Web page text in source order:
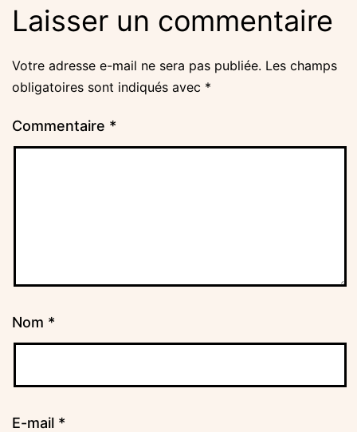
Laisser un commentaire
Votre adresse e-mail ne sera pas publiée. Les champs
obligatoires sont indiqués avec *
Commentaire *
Nom *
E-mail *